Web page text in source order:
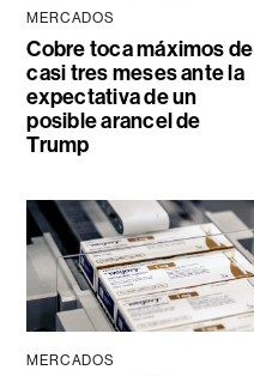
MERCADOS
Cobre toca máximos de
casi tres meses ante la
expectativa de un
posible arancel de
Trump
MERCADOS